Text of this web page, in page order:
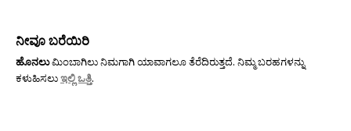
ನೀವೂ ಬರೆಯಿರಿ
ಹೊನಲುಮಿಂಬಾಗಿಲು ನಿಮಗಾಗಿ ಯಾವಾಗಲೂ ತೆರೆದಿರುತ್ತದೆ. ನಿಮ್ಮ ಬರಹಗಳನ್ನು
ಕಳುಹಿಸಲುಇಲ್ಲಿ ಒತ್ತಿ.